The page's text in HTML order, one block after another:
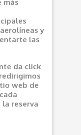
más
y
las
da click
web de
reserva